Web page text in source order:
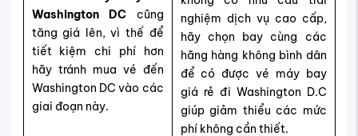
Washington DC cũng
tăng giá lên, vì thế để
tiết kiệm chi phí hơn
hãy tránh mua vé đến
Washington DC vào các
giai đoạn này.
nghiệm dịch vụ cao cấp,
hãy chọn bay cùng các
hãng hàng không bình dân
để có được vé máy bay
giá rẻ đi Washington D.C
giúp giảm thiểu các mức
phí không cần thiết.